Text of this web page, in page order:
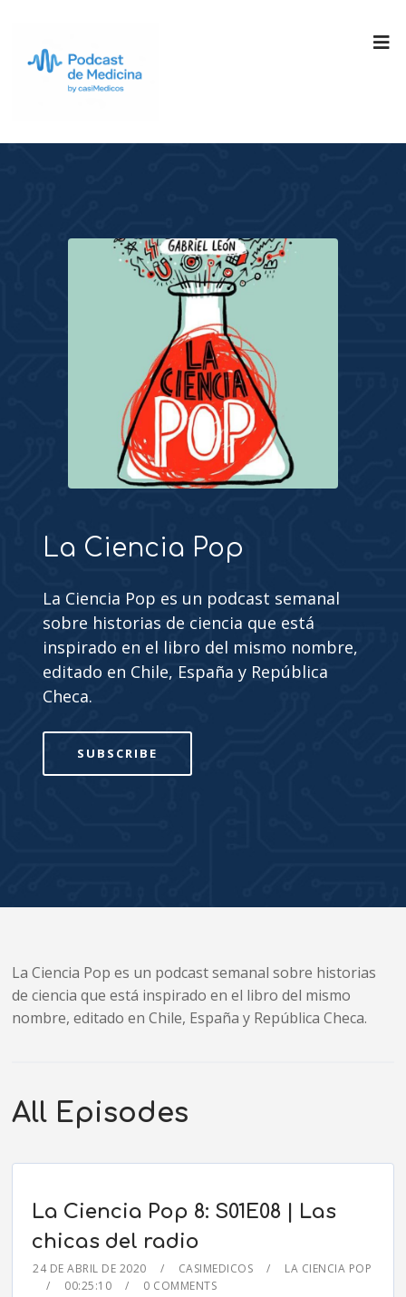
La Ciencia Pop
La Ciencia Pop es un podcast semanal
sobre historias de ciencia que está
inspirado en el libro del mismo nombre,
editado en Chile, España y República
Checa.
SUBSCRIBE
La Ciencia Pop es un podcast semanal sobre historias
de ciencia que está inspirado en el libro del mismo
nombre, editado en Chile, España y República Checa.
All Episodes
La Ciencia Pop 8: S01E08 | Las
chicas del radio
24 DE ABRIL DE 2020 CASIMEDICOS
LA CIENCIA POP
00:25:10
0 COMMENTS